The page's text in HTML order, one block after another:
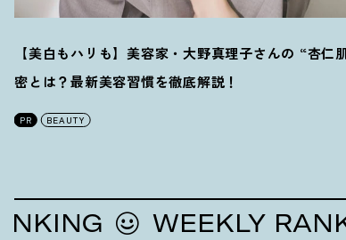
【美白もハリも】美容家・大野真理子さんの “杏仁
密とは？最新美容習慣を徹底解説 ！
PR BEAUTY
WEEKLY RANKING